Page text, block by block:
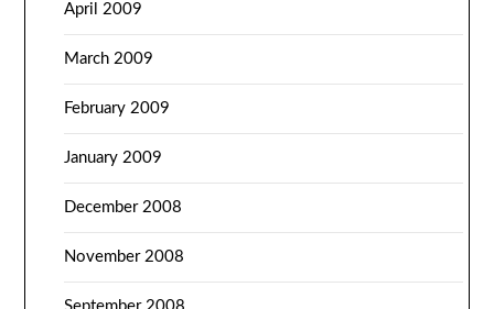
April 2009
March 2009
February 2009
January 2009
December 2008
November 2008